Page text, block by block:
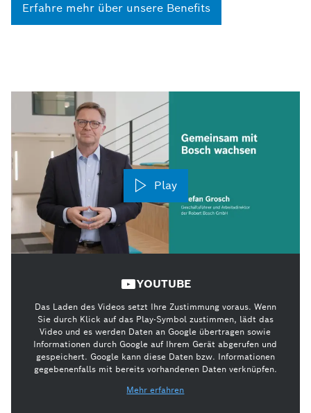
Erfahre mehr über unsere Benefits
Play
YOUTUBE
Das Laden des Videos setzt Ihre Zustimmung voraus. Wenn
Sie durch Klick auf das Play-Symbol zustimmen, lädt das
Video und es werden Daten an Google übertragen sowie
Informationen durch Google auf Ihrem Gerät abgerufen und
gespeichert. Google kann diese Daten bzw. Informationen
gegebenenfalls mit bereits vorhandenen Daten verknüpfen.
Mehr erfahren